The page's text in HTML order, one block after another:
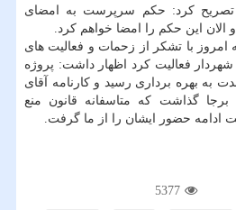
كرد: حكم سرپرست به امضای
این حكم را امضا خواهم كرد.
امروز با تشكر از زحمات و فعالیت های
فعالیت كرد اظهار داشت: پروژه
به بهره برداری رسید و كارنامه آقای
گذاشت كه متاسفانه قانون منع
ادامه حضور ایشان را از ما گرفت.
5377